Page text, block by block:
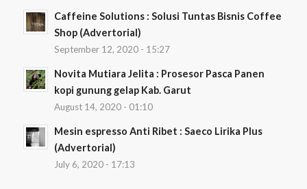
Caffeine Solutions : Solusi Tuntas Bisnis Coffee
Shop (Advertorial)
September 12, 2020 - 15:27
Novita Mutiara Jelita : Prosesor Pasca Panen
kopi gunung gelap Kab. Garut
August 14, 2020 - 01:10
Mesin espresso Anti Ribet : Saeco Lirika Plus
(Advertorial)
July 6, 2020 - 17:13